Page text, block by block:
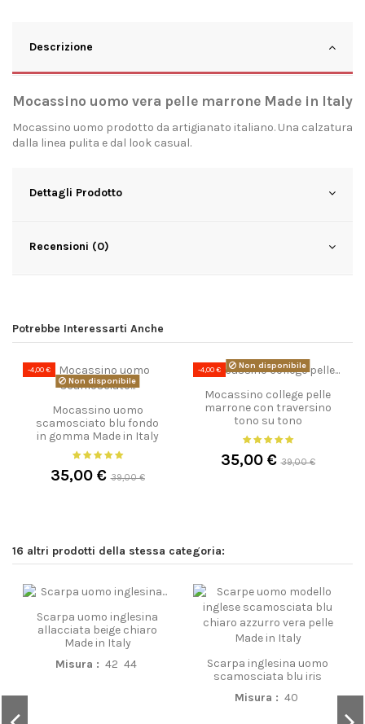
Descrizione
Mocassino uomo vera pelle marrone Made in Italy
Mocassino uomo prodotto da artigianato italiano. Una calzatura
dalla linea pulita e dal look casual.
Dettagli Prodotto
Recensioni (0)
Potrebbe Interessarti Anche
-4,00 €
Non disponibile
Mocassino uomo
scamosciato blu fondo
in gomma Made in Italy
35,00 €39,00 €
-4,00 € Non disponibile
Mocassino college pelle
marrone con traversino
tono su tono
35,00 €39,00 €
16 altri prodotti della stessa categoria:
Scarpa uomo inglesina
allacciata beige chiaro
Made in Italy
Misura : 42 44
Scarpa inglesina uomo
scamosciata blu iris
Misura : 40